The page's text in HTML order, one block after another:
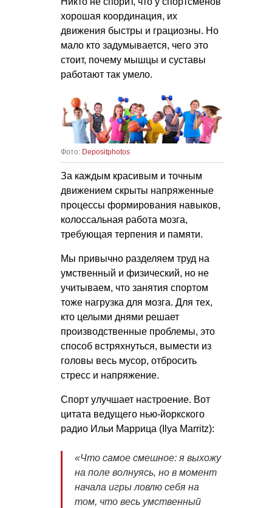
хорошая координация, их
движения быстры и грациозны. Но
мало кто задумывается, чего это
стоит, почему мышцы и суставы
работают так умело.
Фото: Depositphotos
За каждым красивым и точным
движением скрыты напряженные
процессы формирования навыков,
колоссальная работа мозга,
требующая терпения и памяти.
Мы привычно разделяем труд на
умственный и физический, но не
учитываем, что занятия спортом
тоже нагрузка для мозга. Для тех,
кто целыми днями решает
производственные проблемы, это
способ встряхнуться, вымести из
головы весь мусор, отбросить
стресс и напряжение.
Спорт улучшает настроение. Вот
цитата ведущего нью-йоркского
радио Ильи Маррица (Ilya Marritz):
«Что самое смешное: я выхожу
на поле волнуясь, но в момент
начала игры ловлю себя на
том, что весь умственный